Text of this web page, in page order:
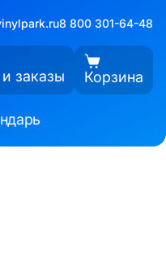
8 800 301-64-48
заказы Корзина